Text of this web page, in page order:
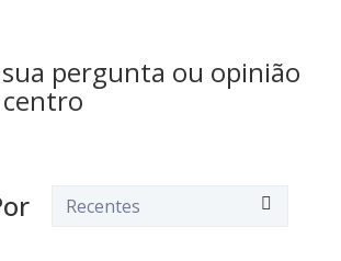
pergunta ou opinião